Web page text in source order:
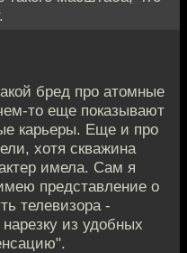
бред про атомные
то еще показывают
карьеры. Еще и про
хотя скважина
имела. Сам я
представление о
телевизора -
из удобных